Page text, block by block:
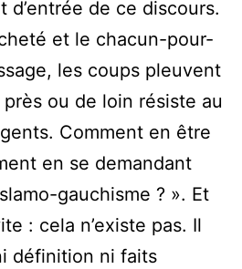
d’entrée de ce discours.
et le chacun-pour-
les coups pleuvent
ou de loin résiste au
Comment en être
en se demandant
gauchisme ? ». Et
: cela n’existe pas. Il
définition ni faits